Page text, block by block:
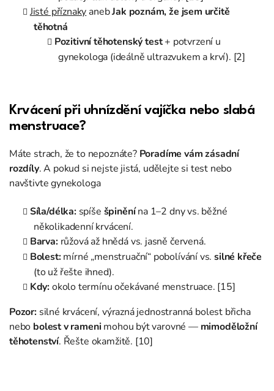
Jisté příznaky anebJak poznám, že jsem určitě
těhotná
Pozitivní těhotenský test+ potvrzení u
gynekologa (ideálně ultrazvukem a krví). [2]
Krvácení při uhnízdění vajíčka nebo slabá
menstruace?
Máte strach, že to nepoznáte? Poradíme vám zásadní
rozdíly. A pokud si nejste jistá, udělejte si test nebo
navštivte gynekologa
Síla/délka:spíše špiněnína 1–2 dny vs. běžné
několikadenní krvácení.
Barva:růžová až hnědá vs. jasně červená.
Bolest:mírné „menstruační“ pobolívání vs.silné křeče
(to už řešte ihned).
Kdy:okolo termínu očekávané menstruace. [15]
Pozor:silné krvácení, výrazná jednostranná bolest břicha
nebo bolest v ramenimohou být varovné — mimoděložní
těhotenství. Řešte okamžitě. [10]